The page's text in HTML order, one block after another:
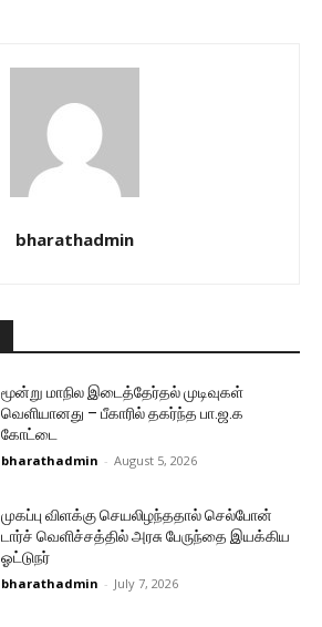
bharathadmin
மூன்று மாநில இடைத்தேர்தல் முடிவுகள்
வெளியானது – பீகாரில் தகர்ந்த பா.ஜ.க
கோட்டை
bharathadmin - August 5, 2026
முகப்பு விளக்கு செயலிழந்ததால் செல்போன்
டார்ச் வெளிச்சத்தில் அரசு பேருந்தை இயக்கிய
ஓட்டுநர்
bharathadmin - July 7, 2026